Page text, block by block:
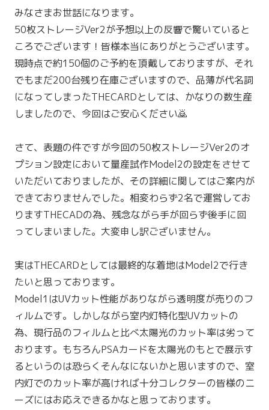
みなさまお世話になります。
50枚ストレージVer2が予想以上の反響で驚いていると
ころでございます！皆様本当にありがとうございます。
現時点で約150個のご予約を頂戴しておりますが、それ
でもまだ200台残り在庫ございますので、品薄が代名詞
になってしまったTHECARDとしては、かなりの数生産
しましたので、今回はご安心ください🙇
さて、表題の件ですが今回の50枚ストレージVer2のオ
プション設定において量産試作Model2の設定をさせて
いただいておりましたが、その詳細に関してはご案内が
できておりませんでした。相変わらず2名で運営してお
りますTHECADの為、残念ながら手が回らず後手に回
ってしまいました。大変申し訳ございません。
実はTHECARDとしては最終的な着地はModel2で行き
たいと思っております。
Model1はUVカット性能がありながら透明度が売りのフ
ィルムです。しかしながら室内灯特化型UVカットの
為、現行品のフィルムと比べ太陽光のカット率は劣って
おります。もちろんPSAカードを太陽光のもとで展示す
るというのは恐らくそんなにないかと思いますので、室
内灯でのカット率が高ければ十分コレクターの皆様のニ
ーズにはお応えできるかなと思っております。